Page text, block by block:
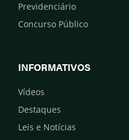
Previdenciário
Concurso Público
INFORMATIVOS
Vídeos
Destaques
Leis e Notícias